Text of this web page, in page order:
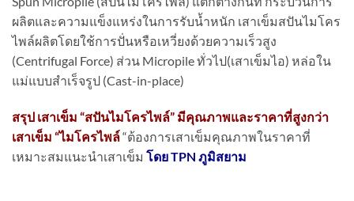
ผลิตและความแข็งแหร่งในการรับน้ำหนัก เสาเข็มสปันไมโคร
ไพล์ผลิตโดยใช้การปั่นหรือเหวี่ยงด้วยความเร็วสูง
(Centrifugal Force) ส่วน Micropile ทั่วไป(เสาเข็มไอ) หล่อใน
แม่แบบสำเร็จรูป (Cast-in-place)
สรุป เสาเข็ม “สปันไมโครไพล์” มีคุณภาพและราคาที่สูงกว่า
เสาเข็ม “ไมโครไพล์“ต้องการเสาเข็มคุณภาพในราคาที่
เหมาะสมแนะนำเสาเข็ม โดย TPN ภูมิสยาม